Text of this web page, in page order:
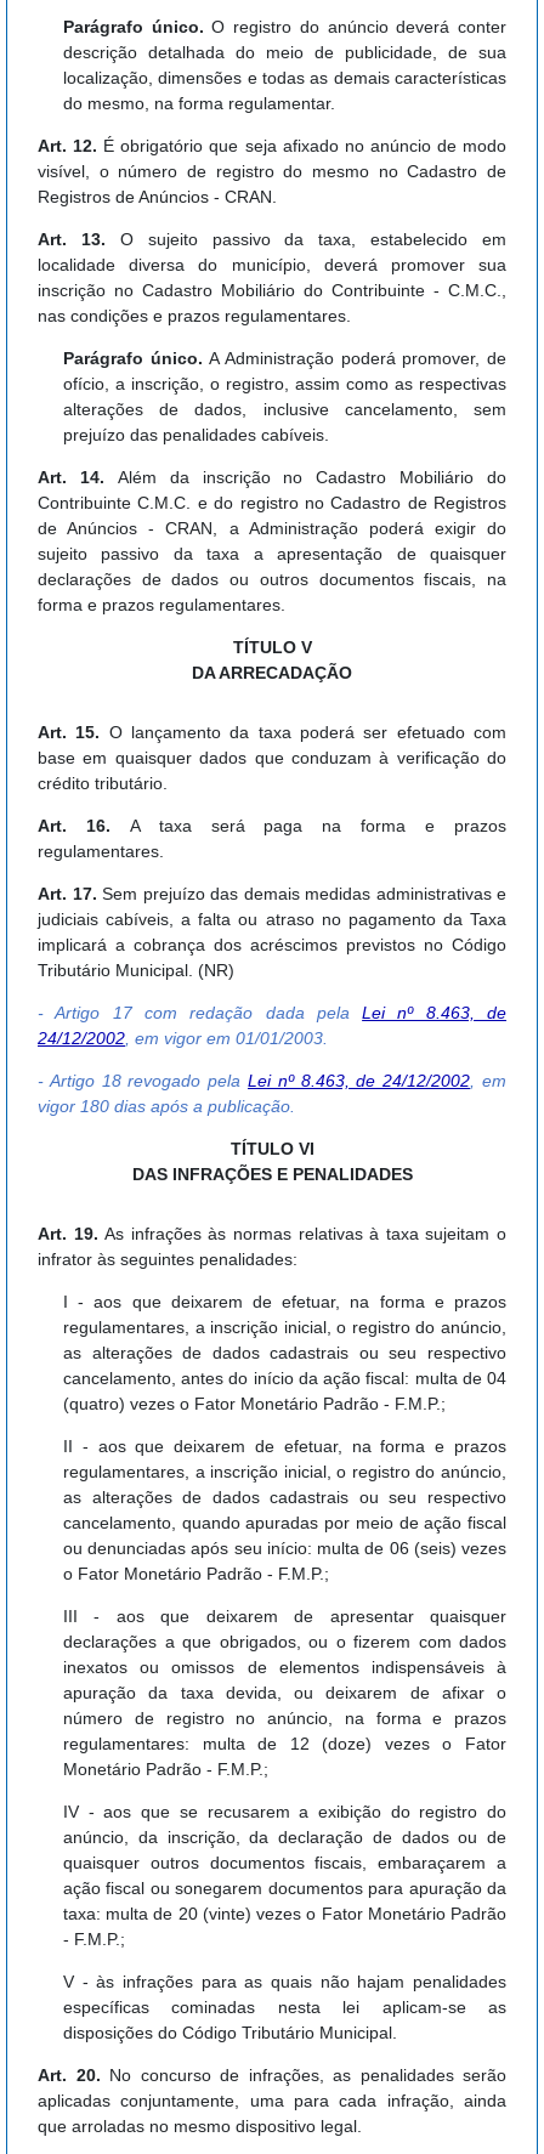
Parágrafo único.O registro do anúncio deverá conter
descrição detalhada do meio de publicidade, de sua
localização, dimensões e todas as demais características
do mesmo, na forma regulamentar.
Art. 12. É obrigatório que seja afixado no anúncio de modo
visível, o número de registro do mesmo no Cadastro de
Registros de Anúncios - CRAN.
Art. 13. O sujeito passivo da taxa, estabelecido em
localidade diversa do município, deverá promover sua
inscrição no Cadastro Mobiliário do Contribuinte - C.M.C.,
nas condições e prazos regulamentares.
Parágrafo único.A Administração poderá promover, de
ofício, a inscrição, o registro, assim como as respectivas
alterações de dados, inclusive cancelamento, sem
prejuízo das penalidades cabíveis.
Art. 14. Além da inscrição no Cadastro Mobiliário do
Contribuinte C.M.C. e do registro no Cadastro de Registros
de Anúncios - CRAN, a Administração poderá exigir do
sujeito passivo da taxa a apresentação de quaisquer
declarações de dados ou outros documentos fiscais, na
forma e prazos regulamentares.
TÍTULO V
DA ARRECADAÇÃO
Art. 15. O lançamento da taxa poderá ser efetuado com
base em quaisquer dados que conduzam à verificação do
crédito tributário.
Art. 16. A taxa será paga na forma e prazos
regulamentares.
Art. 17. Sem prejuízo das demais medidas administrativas e
judiciais cabíveis, a falta ou atraso no pagamento da Taxa
implicará a cobrança dos acréscimos previstos no Código
Tributário Municipal. (NR)
- Artigo 17 com redação dada pelaLei nº 8.463, de
24/12/2002 , em vigor em 01/01/2003.
- Artigo 18 revogado pela Lei nº 8.463, de 24/12/2002 , em
vigor 180 dias após a publicação.
TÍTULO VI
DAS INFRAÇÕES E PENALIDADES
Art. 19.As infrações às normas relativas à taxa sujeitam o
infrator às seguintes penalidades:
I - aos que deixarem de efetuar, na forma e prazos
regulamentares, a inscrição inicial, o registro do anúncio,
as alterações de dados cadastrais ou seu respectivo
cancelamento, antes do início da ação fiscal: multa de 04
(quatro) vezes o Fator Monetário Padrão - F.M.P.;
II - aos que deixarem de efetuar, na forma e prazos
regulamentares, a inscrição inicial, o registro do anúncio,
as alterações de dados cadastrais ou seu respectivo
cancelamento, quando apuradas por meio de ação fiscal
ou denunciadas após seu início: multa de 06 (seis) vezes
o Fator Monetário Padrão - F.M.P.;
III - aos que deixarem de apresentar quaisquer
declarações a que obrigados, ou o fizerem com dados
inexatos ou omissos de elementos indispensáveis à
apuração da taxa devida, ou deixarem de afixar o
número de registro no anúncio, na forma e prazos
regulamentares: multa de 12 (doze) vezes o Fator
Monetário Padrão - F.M.P.;
IV - aos que se recusarem a exibição do registro do
anúncio, da inscrição, da declaração de dados ou de
quaisquer outros documentos fiscais, embaraçarem a
ação fiscal ou sonegarem documentos para apuração da
taxa: multa de 20 (vinte) vezes o Fator Monetário Padrão
- F.M.P.;
V - às infrações para as quais não hajam penalidades
específicas cominadas nesta lei aplicam-se as
disposições do Código Tributário Municipal.
Art. 20. No concurso de infrações, as penalidades serão
aplicadas conjuntamente, uma para cada infração, ainda
que arroladas no mesmo dispositivo legal.